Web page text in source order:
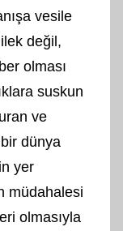
vesile
değil,
olması
suskun
ve
dünya
yer
müdahalesi
olmasıyla